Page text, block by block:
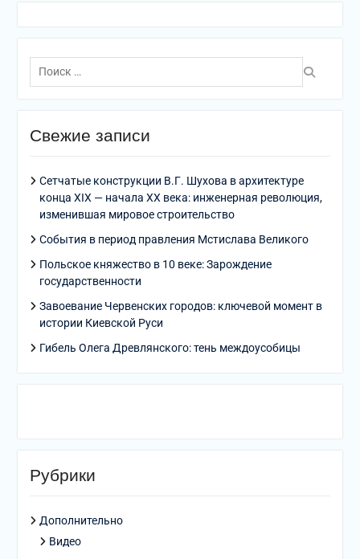
Поиск
по:
Свежие записи
Сетчатые конструкции В.Г. Шухова в архитектуре
конца XIX — начала XX века: инженерная революция,
изменившая мировое строительство
События в период правления Мстислава Великого
Польское княжество в 10 веке: Зарождение
государственности
Завоевание Червенских городов: ключевой момент в
истории Киевской Руси
Гибель Олега Древлянского: тень междоусобицы
Рубрики
Дополнительно
Видео